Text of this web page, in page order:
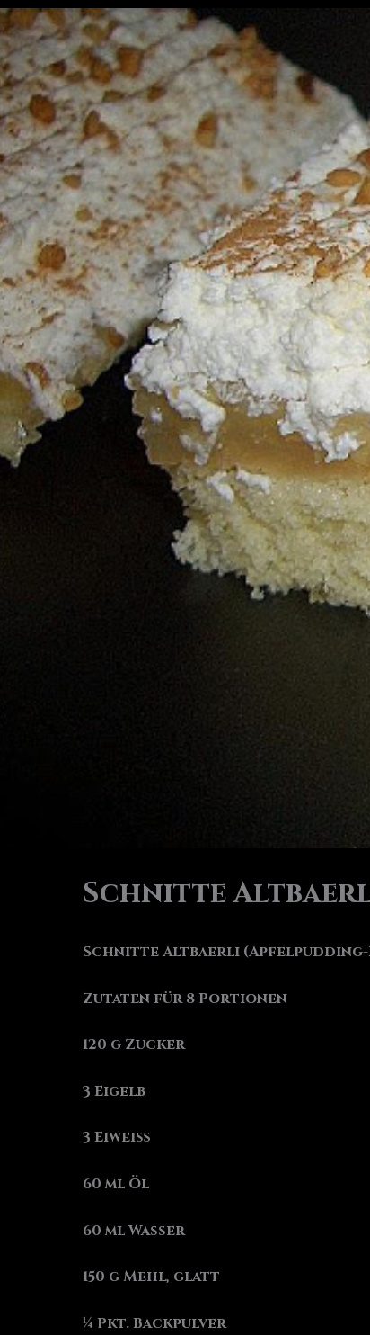
Schnitte
Schnitte Altbaerli (Apfelpudding-
Zutaten für 8 Portionen
120 g Zucker
3 Eigelb
3 Eiweiß
60 ml Öl
60 ml Wasser
150 g Mehl, glatt
¼ Pkt. Backpulver